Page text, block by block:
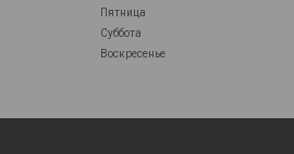
Пятница
Суббота
Воскресенье